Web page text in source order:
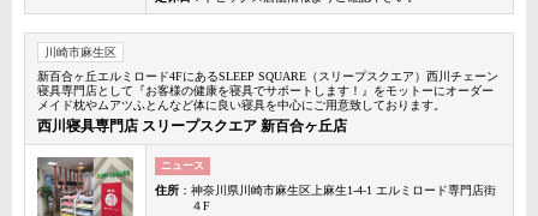
川崎市麻生区
新百合ヶ丘エルミロード4FにあるSLEEP SQUARE（スリープスクエア）西川チェーン
寝具専門店として『お客様の健康を寝具でサポートします！』をモットーにオーダー
メイド枕やムアツふとんなど体に良い寝具を中心にご用意致しております。
西川寝具専門店 スリープスクエア 新百合ヶ丘店
ニュース
住所 ：神奈川県川崎市麻生区上麻生1-4-1 エルミロード専門店街
４F